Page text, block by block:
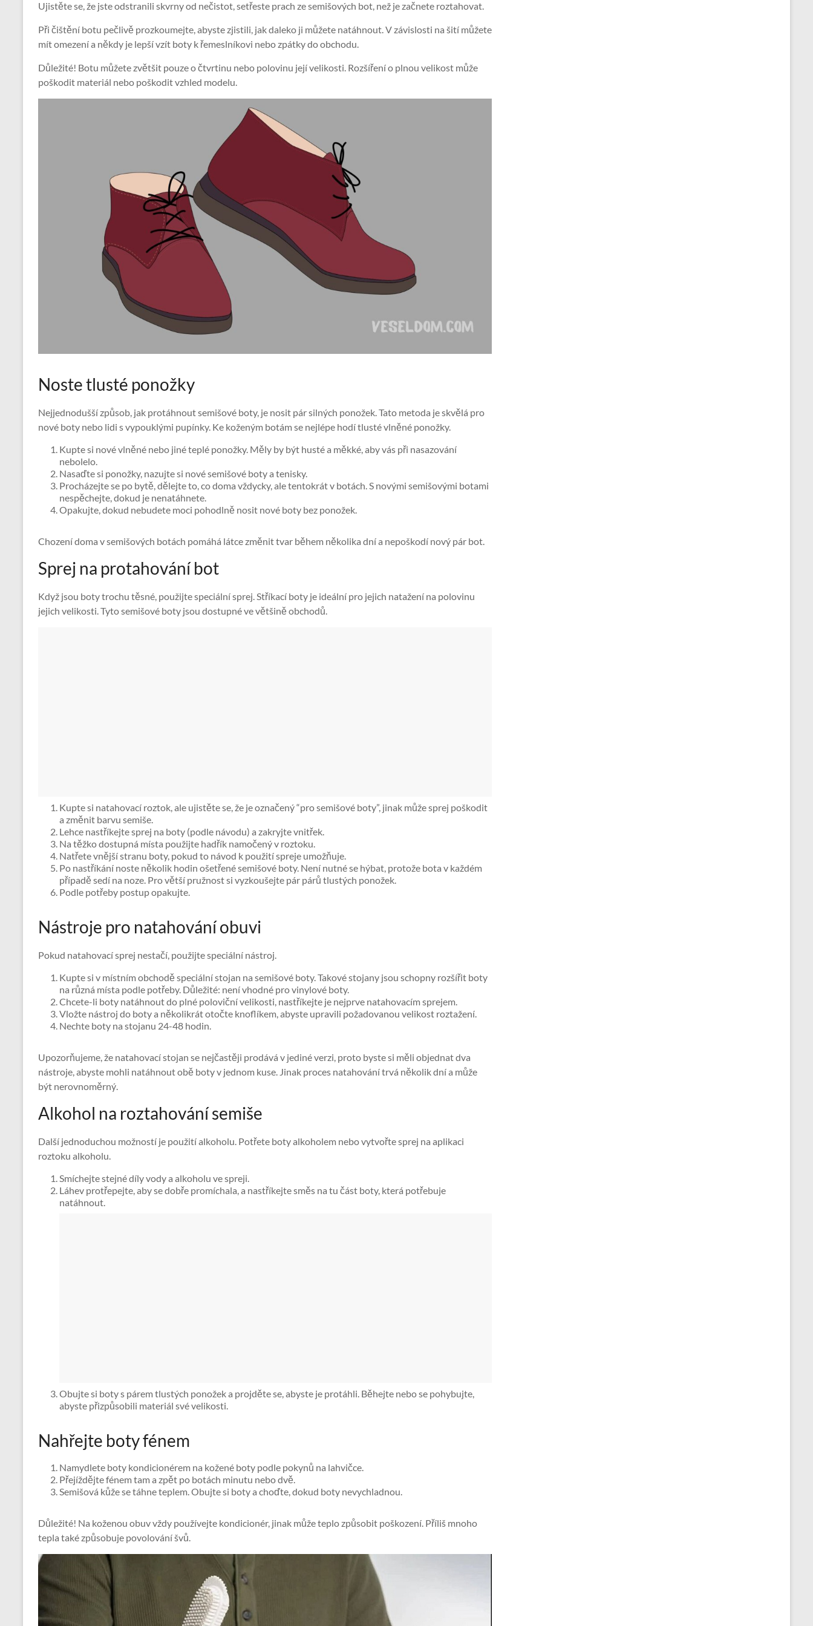
Ujistěte se, že jste odstranili skvrny od nečistot, setřeste prach ze semišových bot, než je začnete roztahovat.
Při čištění botu pečlivě prozkoumejte, abyste zjistili, jak daleko ji můžete natáhnout. V závislosti na šití můžete
mít omezení a někdy je lepší vzít boty k řemeslníkovi nebo zpátky do obchodu.
Důležité! Botu můžete zvětšit pouze o čtvrtinu nebo polovinu její velikosti. Rozšíření o plnou velikost může
poškodit materiál nebo poškodit vzhled modelu.
Noste tlusté ponožky
Nejjednodušší způsob, jak protáhnout semišové boty, je nosit pár silných ponožek. Tato metoda je skvělá pro
nové boty nebo lidi s vypouklými pupínky. Ke koženým botám se nejlépe hodí tlusté vlněné ponožky.
Kupte si nové vlněné nebo jiné teplé ponožky. Měly by být husté a měkké, aby vás při nasazování
nebolelo.
Nasaďte si ponožky, nazujte si nové semišové boty a tenisky.
Procházejte se po bytě, dělejte to, co doma vždycky, ale tentokrát v botách. S novými semišovými botami
nespěchejte, dokud je nenatáhnete.
Opakujte, dokud nebudete moci pohodlně nosit nové boty bez ponožek.
Chození doma v semišových botách pomáhá látce změnit tvar během několika dní a nepoškodí nový pár bot.
Sprej na protahování bot
Když jsou boty trochu těsné, použijte speciální sprej. Stříkací boty je ideální pro jejich natažení na polovinu
jejich velikosti. Tyto semišové boty jsou dostupné ve většině obchodů.
Kupte si natahovací roztok, ale ujistěte se, že je označený “pro semišové boty”, jinak může sprej poškodit
a změnit barvu semiše.
Lehce nastříkejte sprej na boty (podle návodu) a zakryjte vnitřek.
Na těžko dostupná místa použijte hadřík namočený v roztoku.
Natřete vnější stranu boty, pokud to návod k použití spreje umožňuje.
Po nastříkání noste několik hodin ošetřené semišové boty. Není nutné se hýbat, protože bota v každém
případě sedí na noze. Pro větší pružnost si vyzkoušejte pár párů tlustých ponožek.
Podle potřeby postup opakujte.
Nástroje pro natahování obuvi
Pokud natahovací sprej nestačí, použijte speciální nástroj.
Kupte si v místním obchodě speciální stojan na semišové boty. Takové stojany jsou schopny rozšířit boty
na různá místa podle potřeby. Důležité: není vhodné pro vinylové boty.
Chcete-li boty natáhnout do plné poloviční velikosti, nastříkejte je nejprve natahovacím sprejem.
Vložte nástroj do boty a několikrát otočte knoflíkem, abyste upravili požadovanou velikost roztažení.
Nechte boty na stojanu 24-48 hodin.
Upozorňujeme, že natahovací stojan se nejčastěji prodává v jediné verzi, proto byste si měli objednat dva
nástroje, abyste mohli natáhnout obě boty v jednom kuse. Jinak proces natahování trvá několik dní a může
být nerovnoměrný.
Alkohol na roztahování semiše
Další jednoduchou možností je použití alkoholu. Potřete boty alkoholem nebo vytvořte sprej na aplikaci
roztoku alkoholu.
Smíchejte stejné díly vody a alkoholu ve spreji.
Láhev protřepejte, aby se dobře promíchala, a nastříkejte směs na tu část boty, která potřebuje
natáhnout.
Obujte si boty s párem tlustých ponožek a projděte se, abyste je protáhli. Běhejte nebo se pohybujte,
abyste přizpůsobili materiál své velikosti.
Nahřejte boty fénem
Namydlete boty kondicionérem na kožené boty podle pokynů na lahvičce.
Přejíždějte fénem tam a zpět po botách minutu nebo dvě.
Semišová kůže se táhne teplem. Obujte si boty a choďte, dokud boty nevychladnou.
Důležité! Na koženou obuv vždy používejte kondicionér, jinak může teplo způsobit poškození. Příliš mnoho
tepla také způsobuje povolování švů.